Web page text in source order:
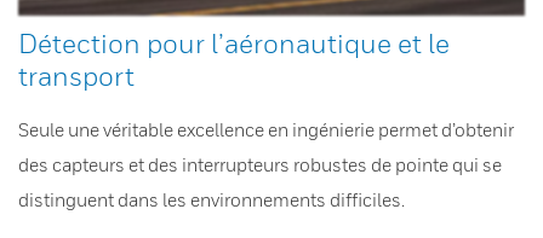
Détection pour l’aéronautique et le
transport
Seule une véritable excellence en ingénierie permet d’obtenir
des capteurs et des interrupteurs robustes de pointe qui se
distinguent dans les environnements difficiles.